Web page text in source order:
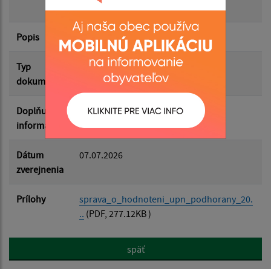
Filtrovať Reset
Podhorany"
Popis
Typ
dokumentu
Rôzne
Doplňujúce
informácie
Dátum
zverejnenia
07.07.2026
Prílohy
sprava_o_hodnoteni_upn_podhorany_20.
.. (PDF, 277.12KB )
späť